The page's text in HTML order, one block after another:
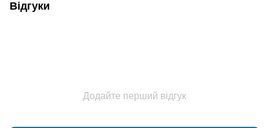
Відгуки
Додайте перший відгук